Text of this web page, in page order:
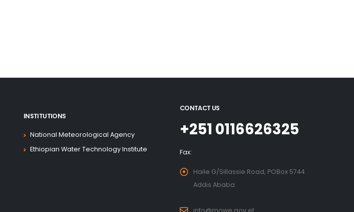
INSTITUTIONS
National Meteorological Agency
Ethiopian Water Technology Institute
CONTACT US
+251 0116626325
Fax:
Haile G/Sillassie Road, POBox 5744
Addis Ababa
info@mowe.gov.et